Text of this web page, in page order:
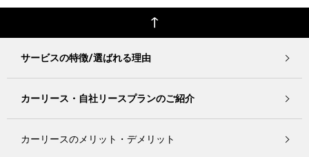
サービスの特徴/選ばれる理由
カーリース・自社リースプランのご紹介
カーリースのメリット・デメリット